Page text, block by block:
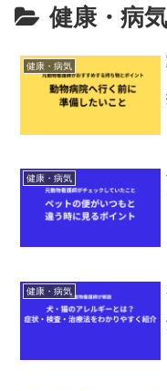
健康・病気
健康・病気
健康・病気
健康・病気